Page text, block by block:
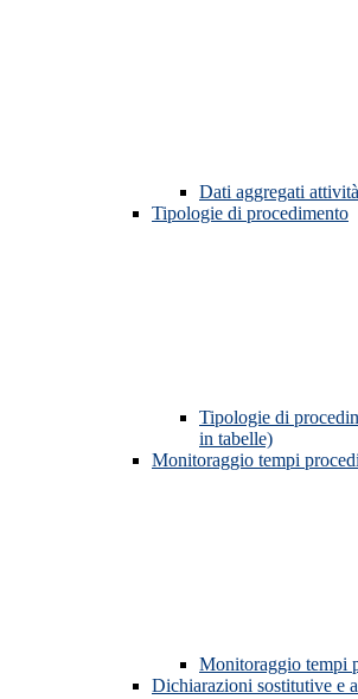
Dati aggregati
Tipologie di procedimento
Tipologie di
in tabelle)
Monitoraggio tempi
Monitoraggio tempi
Dichiarazioni sostitutive e